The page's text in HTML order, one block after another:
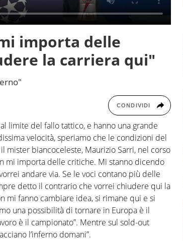
importa delle
la carriera qui"
CONDIVIDI
limite del fallo tattico, e hanno una grande
velocità, speriamo che le condizioni del
mister biancoceleste, Maurizio Sarri, nel corso
mi importa delle critiche. Mi stanno dicendo
andare via. Se le voci contano più delle
detto il contrario che vorrei chiudere qui la
mi fanno cambiare idea, si rimane qui e si
una possibilità di tornare in Europa è il
è il campionato”. Mentre sul sold-out
l’inferno domani”.